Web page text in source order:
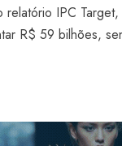
IPC Target,
R$ 59 bilhões,